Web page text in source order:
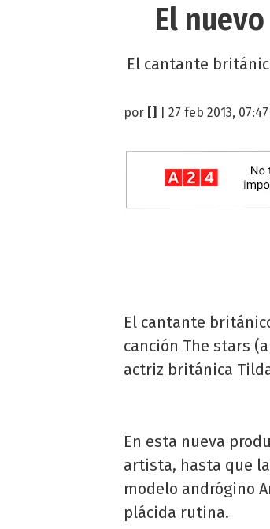
El
El cantante
por | 27 feb 2013, 07:47
El cantante
canción The stars
actriz británica
En esta nueva
artista, hasta que
modelo andrógino
plácida rutina.